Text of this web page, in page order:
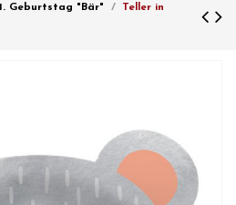
1. Geburtstag "Bär"
Teller in